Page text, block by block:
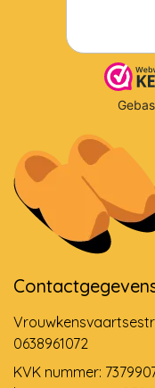
0638961072
KVK nummer: